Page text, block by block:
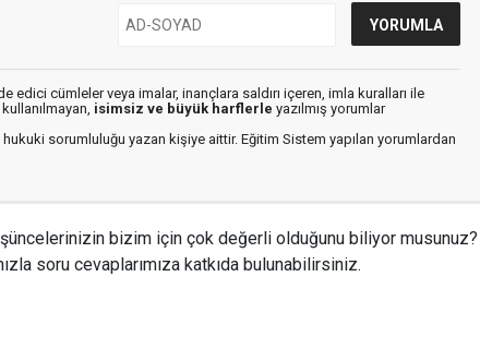
edici cümleler veya imalar, inançlara saldırı içeren, imla kuralları ile
isimsiz ve büyük harflerle yazılmış yorumlar
hukuki sorumluluğu yazan kişiye aittir. Eğitim Sistem yapılan yorumlardan
bizim için çok değerli olduğunu biliyor musunuz?
soru cevaplarımıza katkıda bulunabilirsiniz.